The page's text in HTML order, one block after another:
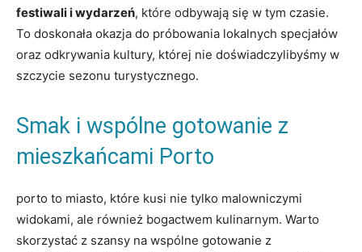
festiwali​ i wydarzeń, ⁣które odbywają ⁢się w tym czasie.
To doskonała okazja do próbowania lokalnych specjałów
oraz odkrywania​ kultury, której nie ⁢doświadczylibyśmy⁣ w​
szczycie sezonu ​turystycznego.
Smak i wspólne ‍gotowanie z
mieszkańcami Porto
porto to miasto, które kusi nie tylko malowniczymi
widokami, ale również bogactwem kulinarnym. Warto
skorzystać z szansy na ‍wspólne gotowanie z